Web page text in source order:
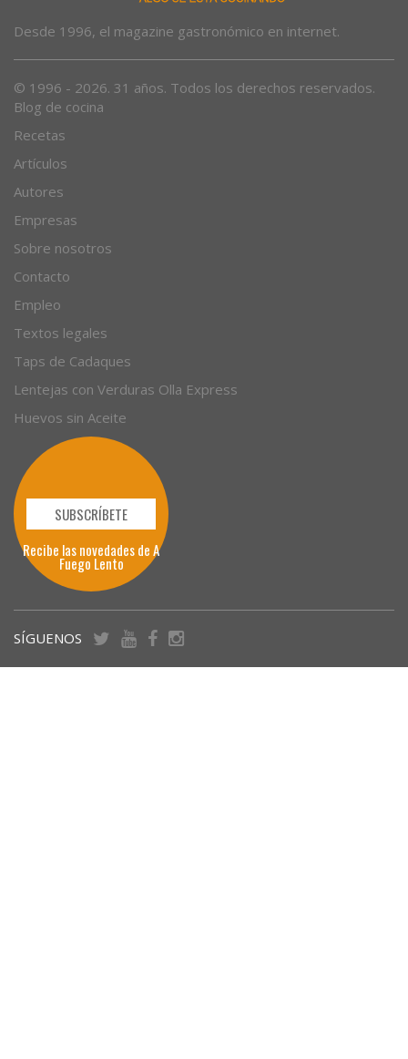
Desde 1996, el magazine gastronómico en internet.
© 1996 - 2026. 31 años. Todos los derechos reservados.
Blog de cocina
Recetas
Artículos
Autores
Empresas
Sobre nosotros
Contacto
Empleo
Textos legales
Taps de Cadaques
Lentejas con Verduras Olla Express
Huevos sin Aceite
SUBSCRÍBETE
Recibe las novedades de A
Fuego Lento
SÍGUENOS